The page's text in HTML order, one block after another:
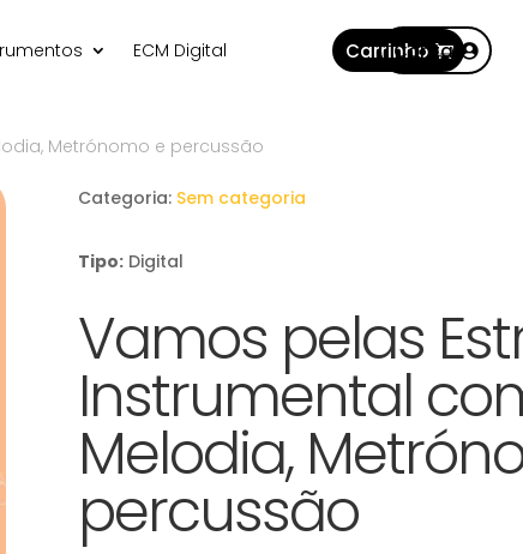
ECM Digital Carrinho
Conta
Metrónomo e percussão
Categoria: Sem categoria
Tipo: Digital
Vamos pelas
Instrumental
Melodia,
percussão